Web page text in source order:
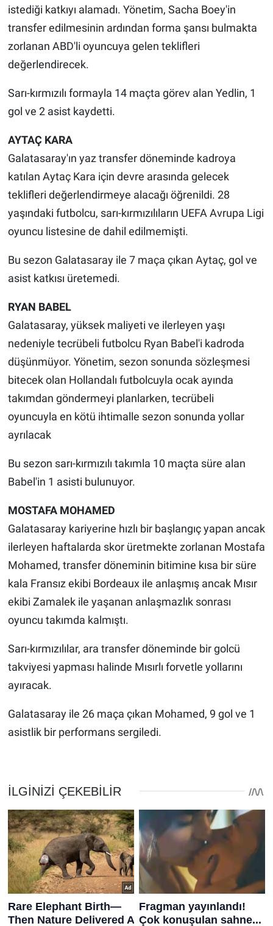
istediği katkıyı alamadı. Yönetim, Sacha Boey'in
transfer edilmesinin ardından forma şansı bulmakta
zorlanan ABD'li oyuncuya gelen teklifleri
değerlendirecek.
Sarı-kırmızılı formayla 14 maçta görev alan Yedlin, 1
gol ve 2 asist kaydetti.
AYTAÇ KARA
Galatasaray'ın yaz transfer döneminde kadroya
katılan Aytaç Kara için devre arasında gelecek
teklifleri değerlendirmeye alacağı öğrenildi. 28
yaşındaki futbolcu, sarı-kırmızılıların UEFA Avrupa Ligi
oyuncu listesine de dahil edilmemişti.
Bu sezon Galatasaray ile 7 maça çıkan Aytaç, gol ve
asist katkısı üretemedi.
RYAN BABEL
Galatasaray, yüksek maliyeti ve ilerleyen yaşı
nedeniyle tecrübeli futbolcu Ryan Babel'i kadroda
düşünmüyor. Yönetim, sezon sonunda sözleşmesi
bitecek olan Hollandalı futbolcuyla ocak ayında
takımdan göndermeyi planlarken, tecrübeli
oyuncuyla en kötü ihtimalle sezon sonunda yollar
ayrılacak
Bu sezon sarı-kırmızılı takımla 10 maçta süre alan
Babel'in 1 asisti bulunuyor.
MOSTAFA MOHAMED
Galatasaray kariyerine hızlı bir başlangıç yapan ancak
ilerleyen haftalarda skor üretmekte zorlanan Mostafa
Mohamed, transfer döneminin bitimine kısa bir süre
kala Fransız ekibi Bordeaux ile anlaşmış ancak Mısır
ekibi Zamalek ile yaşanan anlaşmazlık sonrası
oyuncu takımda kalmıştı.
Sarı-kırmızılılar, ara transfer döneminde bir golcü
takviyesi yapması halinde Mısırlı forvetle yollarını
ayıracak.
Galatasaray ile 26 maça çıkan Mohamed, 9 gol ve 1
asistlik bir performans sergiledi.